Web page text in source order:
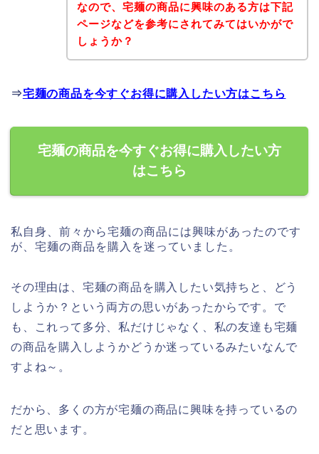
なので、宅麺の商品に興味のある方は下記
ページなどを参考にされてみてはいかがで
しょうか？
⇒宅麺の商品を今すぐお得に購入したい方はこちら
宅麺の商品を今すぐお得に購入したい方
はこちら
私自身、前々から宅麺の商品には興味があったのです
が、宅麺の商品を購入を迷っていました。
その理由は、宅麺の商品を購入したい気持ちと、どう
しようか？という両方の思いがあったからです。で
も、これって多分、私だけじゃなく、私の友達も宅麺
の商品を購入しようかどうか迷っているみたいなんで
すよね～。
だから、多くの方が宅麺の商品に興味を持っているの
だと思います。